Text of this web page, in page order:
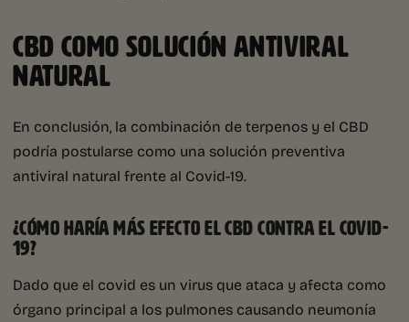
CBD COMO SOLUCIÓN ANTIVIRAL
NATURAL
En conclusión, la combinación de terpenos y el CBD
podría postularse como una solución preventiva
antiviral natural frente al Covid-19.
¿CÓMO HARÍA MÁS EFECTO EL CBD CONTRA EL COVID-
19?
Dado que el covid es un virus que ataca y afecta como
órgano principal a los pulmones causando neumonía